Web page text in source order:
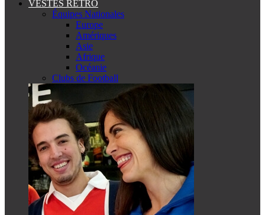
VESTES RÉTRO
Équipes Nationales
Europe
Amériques
Asie
Afrique
Océanie
Clubs de Football